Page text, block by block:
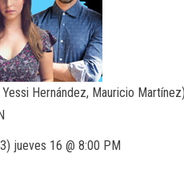
Hernández, Mauricio Martínez)
jueves 16 @ 8:00 PM